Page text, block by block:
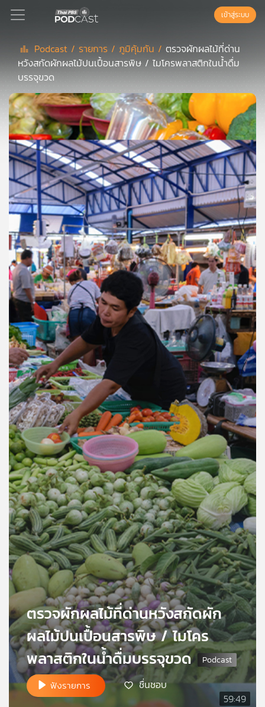
Podcast
เพล
ย์
ลิ
สต์
แนะนำ
เพล
ย์
ลิ
สต์
ของ
คุณ
เพลง
บทความ
ข่าว
และ
กิจกรรม
เกี่ยว
กับ
เรา
เครือ
ข่าย
วิทยุ
ไทย
พี
บี
เอส
แผนที่
วิทยุ
เครือ
เข้าสู่ระบบ
Podcast / รายการ /ภูมิคุ้มกัน / ตรวจผักผลไม้ที่ด่าน
หวังสกัดผักผลไม้ปนเปื้อนสารพิษ / ไมโครพลาสติกในน้ำดื่ม
บรรจุขวด
59:49
ตรวจผักผลไม้ที่ด่านหวังสกัดผัก
ผลไม้ปนเปื้อนสารพิษ / ไมโคร
พลาสติกในน้ำดื่มบรรจุขวด
ฟังรายการ ชื่นชอบ